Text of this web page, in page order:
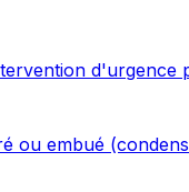
ou embué